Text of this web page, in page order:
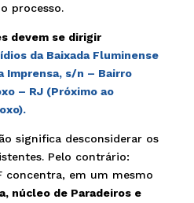
processo.
devem se dirigir
da Baixada Fluminense
Imprensa, s/n – Bairro
– RJ (Próximo ao
significa desconsiderar os
Pelo contrário:
concentra, em um mesmo
núcleo de Paradeiros e